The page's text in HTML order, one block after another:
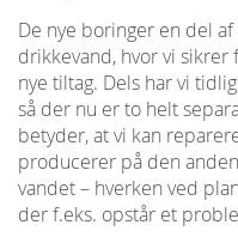
De nye boringer en del
drikkevand, hvor vi
nye tiltag. Dels har vi
så der nu er to helt
betyder, at vi kan
producerer på den
vandet – hverken ved
der f.eks. opstår et